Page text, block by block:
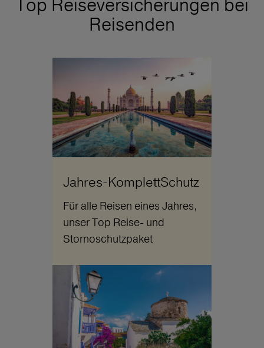
Top Reiseversicherungen bei
Reisenden
Jahres-KomplettSchutz
Für alle Reisen eines Jahres,
unser Top Reise- und
Stornoschutzpaket